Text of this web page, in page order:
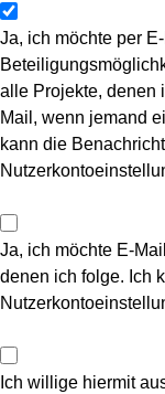
Ja, ich möchte per
alle Projekte, denen
Mail, wenn jemand
kann die
Ja, ich möchte E-
denen ich folge. Ich
Ich willige hiermit